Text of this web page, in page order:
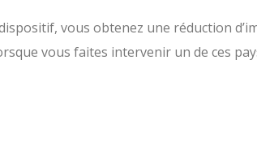
vous obtenez une réduction
vous faites intervenir un de ces